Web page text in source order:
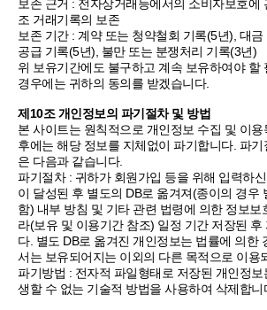
보존 근거 : 전자상거래등에서의 소비자보호에
조 거래기록의 보존
보존 기간 : 계약 또는 청약철회 기록(5년), 대금
공급 기록(5년), 불만 또는 분쟁처리 기록(3년)
위 보유기간에도 불구하고 계속 보유하여야 할
경우에는 귀하의 동의를 받겠습니다.
제10조 개인정보의 파기절차 및 방법
본 사이트는 원칙적으로 개인정보 수집 및 이용
후에는 해당 정보를 지체없이 파기합니다. 파기
은 다음과 같습니다.
파기절차 : 귀하가 회원가입 등을 위해 입력하
이 달성된 후 별도의 DB로 옮겨져(종이의 경우
함) 내부 방침 및 기타 관련 법령에 의한 정보보
라(보유 및 이용기간 참조) 일정 기간 저장된 후
다. 별도 DB로 옮겨진 개인정보는 법률에 의한
서는 보유되어지는 이외의 다른 목적으로 이용
파기방법 : 전자적 파일형태로 저장된 개인정보
생할 수 없는 기술적 방법을 사용하여 삭제합니